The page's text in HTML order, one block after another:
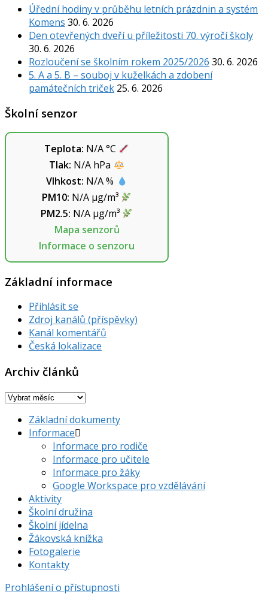
Úřední hodiny v průběhu letních prázdnin a systém
Komens 30. 6. 2026
Den otevřených dveří u příležitosti 70. výročí školy
30. 6. 2026
Rozloučení se školním rokem 2025/2026 30. 6. 2026
5. A a 5. B – souboj v kuželkách a zdobení
památečních triček 25. 6. 2026
Školní senzor
Teplota: N/A°C
Tlak: N/A hPa
Vlhkost: N/A%
PM10: N/Aµg/m³
PM2.5: N/Aµg/m³
Mapa senzorů
Informace o senzoru
Základní informace
Přihlásit se
Zdroj kanálů (příspěvky)
Kanál komentářů
Česká lokalizace
Archiv článků
Archiv
Základní dokumenty
Informace
Informace pro rodiče
Informace pro učitele
Informace pro žáky
Google Workspace pro vzdělávání
Aktivity
Školní družina
Školní jídelna
Žákovská knížka
Fotogalerie
Kontakty
Prohlášení o přístupnosti